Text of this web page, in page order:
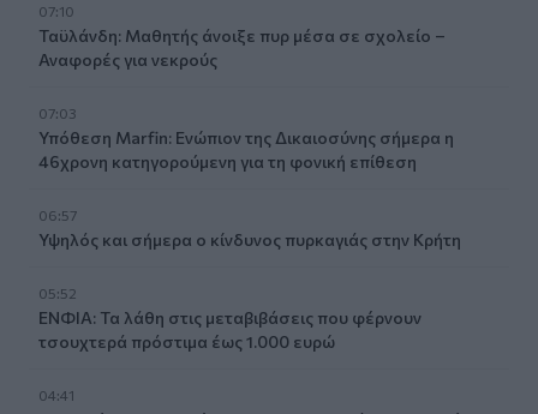
07:10
Ταϋλάνδη: Μαθητής άνοιξε πυρ μέσα σε σχολείο –
Αναφορές για νεκρούς
07:03
Υπόθεση Marfin: Ενώπιον της Δικαιοσύνης σήμερα η
46χρονη κατηγορούμενη για τη φονική επίθεση
06:57
Υψηλός και σήμερα ο κίνδυνος πυρκαγιάς στην Κρήτη
05:52
ΕΝΦΙΑ: Τα λάθη στις μεταβιβάσεις που φέρνουν
τσουχτερά πρόστιμα έως 1.000 ευρώ
04:41